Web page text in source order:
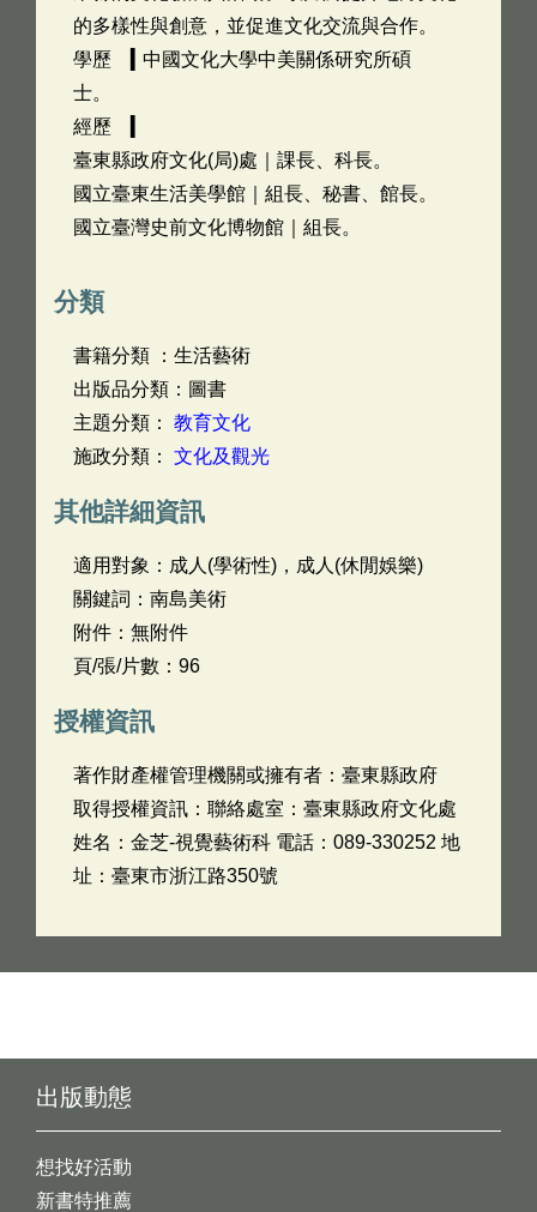
的多樣性與創意，並促進文化交流與合作。
學歷 ▍中國文化大學中美關係研究所碩
士。
經歷 ▍
臺東縣政府文化(局)處｜課長、科長。
國立臺東生活美學館｜組長、秘書、館長。
國立臺灣史前文化博物館｜組長。
分類
書籍分類 ：生活藝術
出版品分類：圖書
主題分類： 教育文化
施政分類： 文化及觀光
其他詳細資訊
適用對象：成人(學術性)，成人(休閒娛樂)
關鍵詞：南島美術
附件：無附件
頁/張/片數：96
授權資訊
著作財產權管理機關或擁有者：臺東縣政府
取得授權資訊：聯絡處室：臺東縣政府文化處
姓名：金芝-視覺藝術科 電話：089-330252 地
址：臺東市浙江路350號
出版動態
想找好活動
新書特推薦